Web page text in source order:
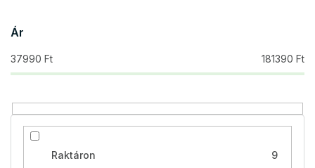
e
n
d
e
é
s
Ár
37990 Ft 181390 Ft
Raktáron 9